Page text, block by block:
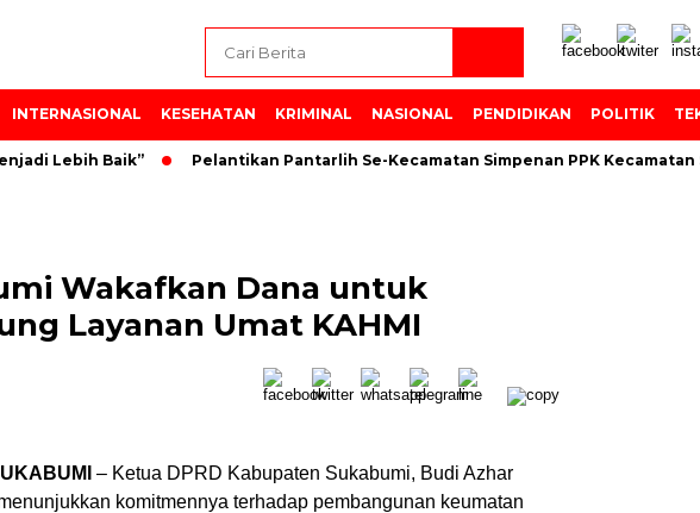
INTERNASIONAL KESEHATAN KRIMINAL NASIONAL PENDIDIKAN POLITIK
Lebih Baik” Pelantikan Pantarlih Se-Kecamatan Simpenan PPK Kecamatan
Wakafkan Dana untuk
Layanan Umat KAHMI
– Ketua DPRD Kabupaten Sukabumi, Budi Azhar
komitmennya terhadap pembangunan keumatan